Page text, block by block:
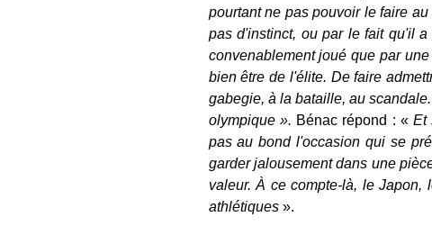
pourtant ne pas pouvoir le faire
pas d'instinct, ou par le fait qu'il
convenablement joué que par
bien être de l'élite. De faire
gabegie, à la bataille, au
olympique ». Bénac répond : « Et
pas au bond l'occasion qui se
garder jalousement dans une
valeur. À ce compte-là, le
athlétiques».